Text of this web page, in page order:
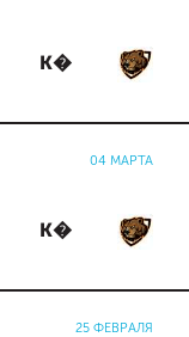
К�
04 МАРТА
К�
25 ФЕВРАЛЯ